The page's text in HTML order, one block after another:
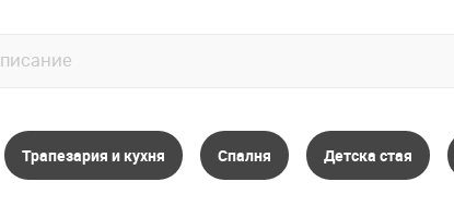
Трапезария и кухня Спалня Детска стая